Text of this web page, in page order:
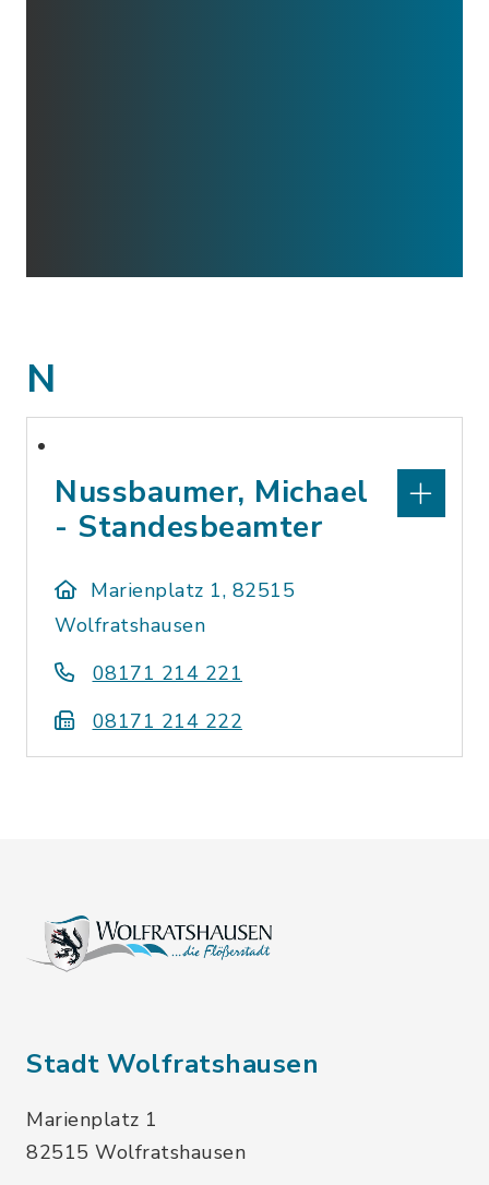
N
Nussbaumer, Michael
- Standesbeamter
Marienplatz 1, 82515
Wolfratshausen
08171 214 221
08171 214 222
Stadt Wolfratshausen
Marienplatz 1
82515 Wolfratshausen